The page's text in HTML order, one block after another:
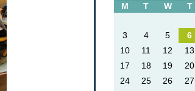
M
T W T
3
4 5 6
10
11 12 13
17
18 19 20
24
25 26 27